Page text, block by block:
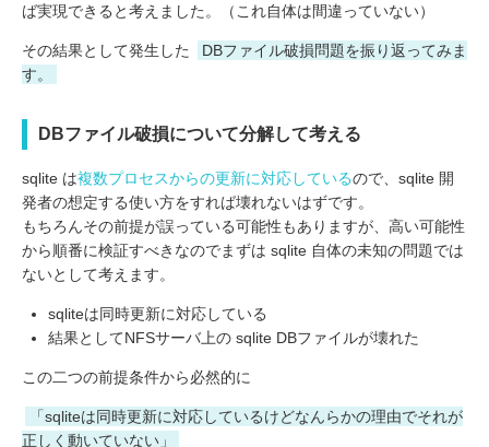
ば実現できると考えました。（これ自体は間違っていない）
その結果として発生した
DBファイル破損問題を振り返ってみま
す。
DBファイル破損について分解して考える
sqlite は複数プロセスからの更新に対応しているので、sqlite 開
発者の想定する使い方をすれば壊れないはずです。
もちろんその前提が誤っている可能性もありますが、高い可能性
から順番に検証すべきなのでまずは sqlite 自体の未知の問題では
ないとして考えます。
sqliteは同時更新に対応している
結果としてNFSサーバ上の sqlite DBファイルが壊れた
この二つの前提条件から必然的に
「sqliteは同時更新に対応しているけどなんらかの理由でそれが
正しく動いていない」